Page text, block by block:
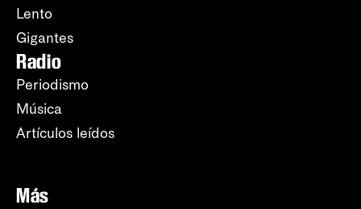
Lento
Gigantes
Radio
Periodismo
Música
Artículos leídos
Más